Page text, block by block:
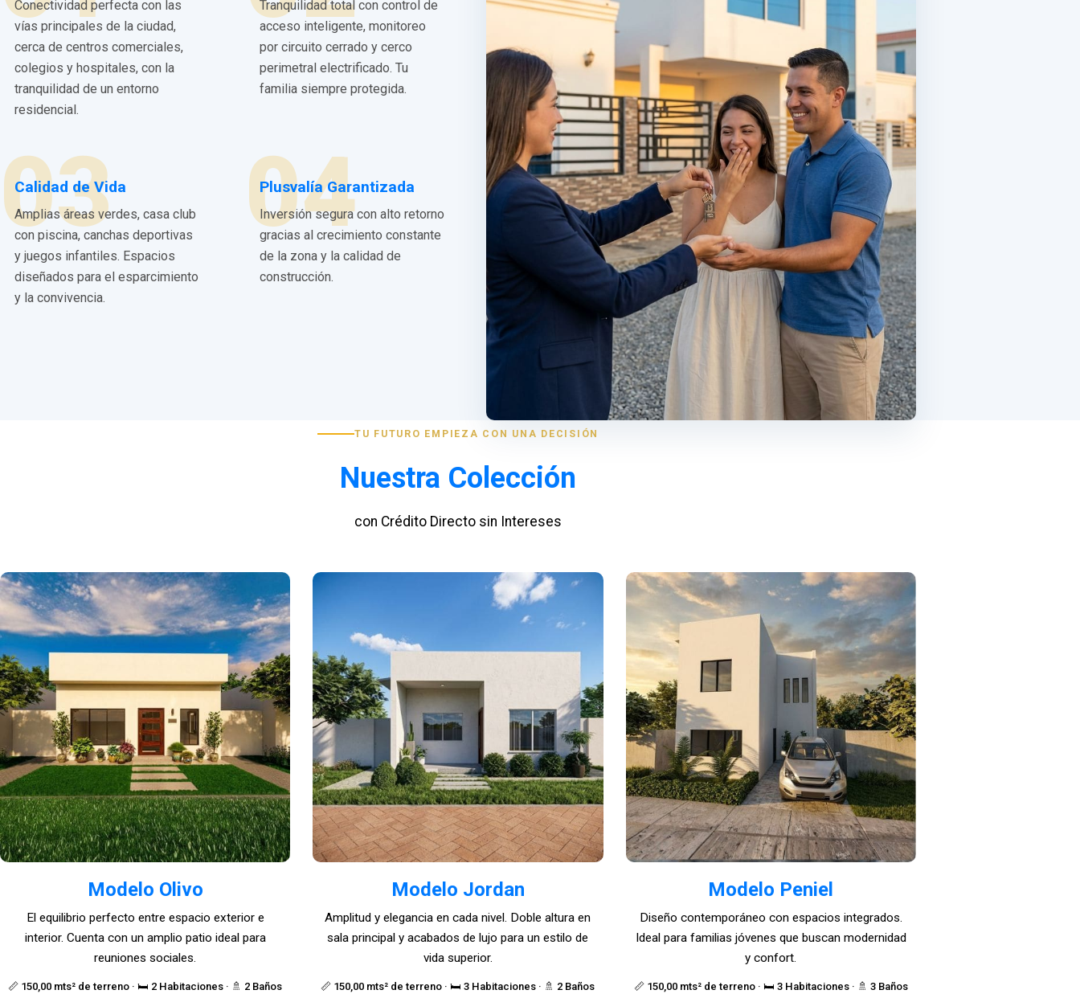
Conectividad perfecta con las
vías principales de la ciudad,
cerca de centros comerciales,
colegios y hospitales, con la
tranquilidad de un entorno
residencial.
Tranquilidad total con control de
acceso inteligente, monitoreo
por circuito cerrado y cerco
perimetral electrificado. Tu
familia siempre protegida.
03
Calidad de Vida
Amplias áreas verdes, casa club
con piscina, canchas deportivas
y juegos infantiles. Espacios
diseñados para el esparcimiento
y la convivencia.
04
Plusvalía Garantizada
Inversión segura con alto retorno
gracias al crecimiento constante
de la zona y la calidad de
construcción.
TU FUTURO EMPIEZA CON UNA DECISIÓN
Nuestra Colección
con Crédito Directo sin Intereses
Modelo Olivo
📏 150,00 mts² de terreno · 🛏️ 2 Habitaciones · 🚿 2 Baños
El equilibrio perfecto entre espacio exterior e
interior. Cuenta con un amplio patio ideal para
reuniones sociales.
Modelo Jordan
📏 150,00 mts² de terreno · 🛏️ 3 Habitaciones · 🚿 2 Baños
Amplitud y elegancia en cada nivel. Doble altura en
sala principal y acabados de lujo para un estilo de
vida superior.
Modelo Peniel
📏 150,00 mts² de terreno · 🛏️ 3 Habitaciones · 🚿 3 Baños
Diseño contemporáneo con espacios integrados.
Ideal para familias jóvenes que buscan modernidad
y confort.